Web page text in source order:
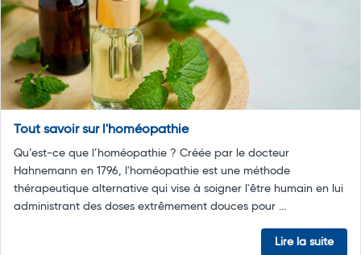
Tout savoir sur l'homéopathie
Qu’est-ce que l’homéopathie ? Créée par le docteur
Hahnemann en 1796, l'homéopathie est une méthode
thérapeutique alternative qui vise à soigner l'être humain en lui
administrant des doses extrêmement douces pour ...
Lire la suite